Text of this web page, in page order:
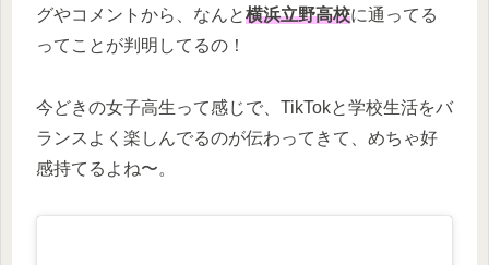
グやコメントから、なんと横浜立野高校に通ってる
ってことが判明してるの！
今どきの女子高生って感じで、TikTokと学校生活をバ
ランスよく楽しんでるのが伝わってきて、めちゃ好
感持てるよね〜。